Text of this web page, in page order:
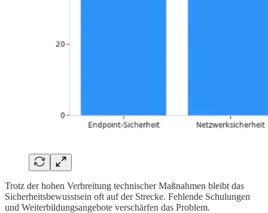
Trotz der hohen Verbreitung technischer Maßnahmen bleibt das
Sicherheitsbewusstsein oft auf der Strecke. Fehlende Schulungen
und Weiterbildungsangebote verschärfen das Problem.